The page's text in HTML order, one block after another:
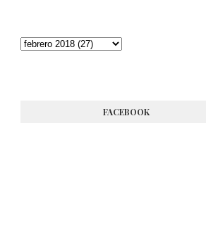
FACEBOOK